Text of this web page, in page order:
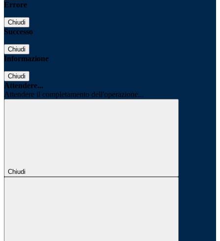
Errore
Chiudi
Successo
Chiudi
Informazione
Chiudi
Attendere...
Attendere il completamento dell'operazione...
Chiudi